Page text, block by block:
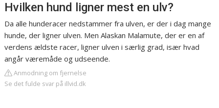
Hvilken hund ligner mest en ulv?
Da alle hunderacer nedstammer fra ulven, er der i dag mange
hunde, der ligner ulven. Men Alaskan Malamute, der er en af
verdens ældste racer, ligner ulven i særlig grad, især hvad
angår væremåde og udseende.
Anmodning om fjernelse
Se det fulde svar på illvid.dk